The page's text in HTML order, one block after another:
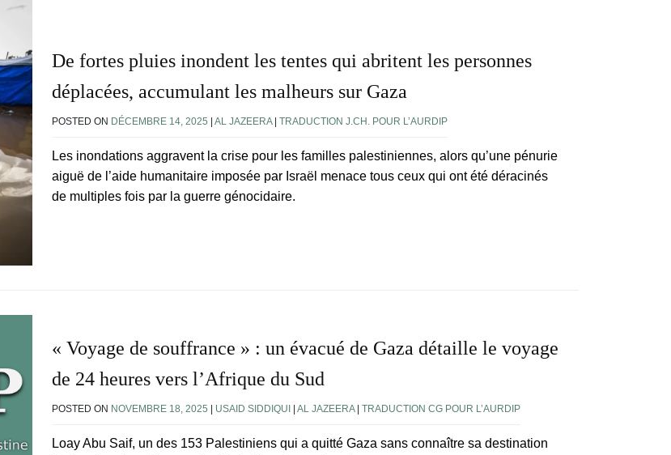
De fortes pluies inondent les tentes qui abritent les personnes
déplacées, accumulant les malheurs sur Gaza
POSTED ON DÉCEMBRE 14, 2025 AL JAZEERA| TRADUCTION J.CH. POUR L’AURDIP
Les inondations aggravent la crise pour les familles palestiniennes, alors qu’une pénurie
aiguë de l’aide humanitaire imposée par Israël menace tous ceux qui ont été déracinés
de multiples fois par la guerre génocidaire.
« Voyage de souffrance » : un évacué de Gaza détaille le voyage
de 24 heures vers l’Afrique du Sud
POSTED ON NOVEMBRE 18, 2025 USAID SIDDIQUI AL JAZEERA| TRADUCTION CG POUR L’AURDIP
Loay Abu Saif, un des 153 Palestiniens qui a quitté Gaza sans connaître sa destination